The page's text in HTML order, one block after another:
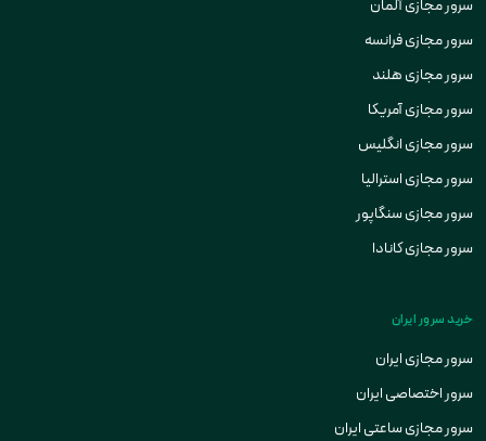
سرور مجازی آلمان
سرور مجازی فرانسه
سرور مجازی هلند
سرور مجازی آمریکا
سرور مجازی انگلیس
سرور مجازی استرالیا
سرور مجازی سنگاپور
سرور مجازی کانادا
خرید سرور ایران
سرور مجازی ایران
سرور اختصاصی ایران
سرور مجازی ساعتی ایران